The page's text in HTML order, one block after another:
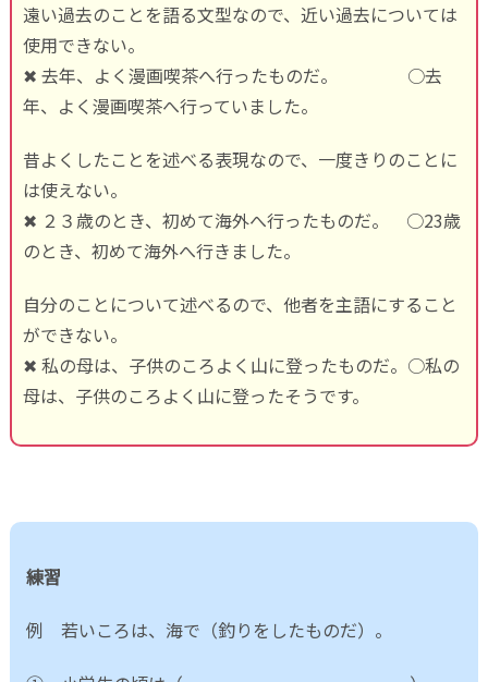
遠い過去のことを語る文型なので、近い過去については
使用できない。
✖ 去年、よく漫画喫茶へ行ったものだ。 ○去
年、よく漫画喫茶へ行っていました。
昔よくしたことを述べる表現なので、一度きりのことに
は使えない。
✖ ２３歳のとき、初めて海外へ行ったものだ。 ○23歳
のとき、初めて海外へ行きました。
自分のことについて述べるので、他者を主語にすること
ができない。
✖ 私の母は、子供のころよく山に登ったものだ。○私の
母は、子供のころよく山に登ったそうです。
練習
例 若いころは、海で（釣りをしたものだ）。